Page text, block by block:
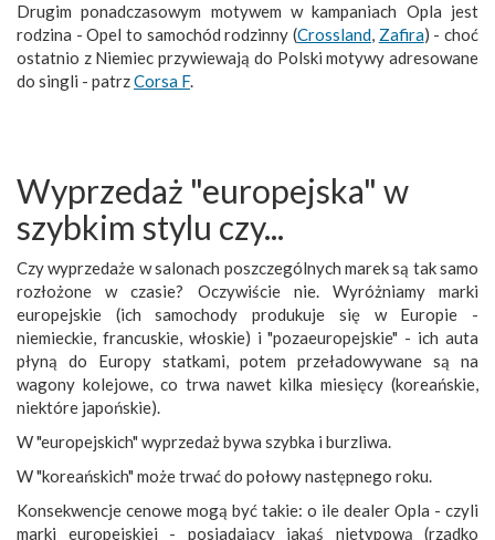
Drugim ponadczasowym motywem w kampaniach Opla jest
rodzina - Opel to samochód rodzinny (Crossland, Zafira) - choć
ostatnio z Niemiec przywiewają do Polski motywy adresowane
do singli - patrzCorsa F.
Wyprzedaż "europejska" w
szybkim stylu czy...
Czy wyprzedaże w salonach poszczególnych marek są tak samo
rozłożone w czasie? Oczywiście nie. Wyróżniamy marki
europejskie (ich samochody produkuje się w Europie -
niemieckie, francuskie, włoskie) i "pozaeuropejskie" - ich auta
płyną do Europy statkami, potem przeładowywane są na
wagony kolejowe, co trwa nawet kilka miesięcy (koreańskie,
niektóre japońskie).
W "europejskich" wyprzedaż bywa szybka i burzliwa.
W "koreańskich" może trwać do połowy następnego roku.
Konsekwencje cenowe mogą być takie: o ile dealer Opla - czyli
marki europejskiej - posiadający jakąś nietypową (rzadko